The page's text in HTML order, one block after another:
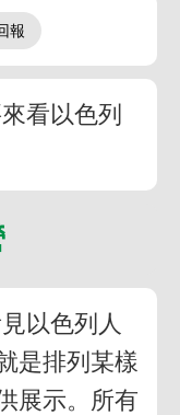
看以色列
以色列人
是排列某樣
展示。所有